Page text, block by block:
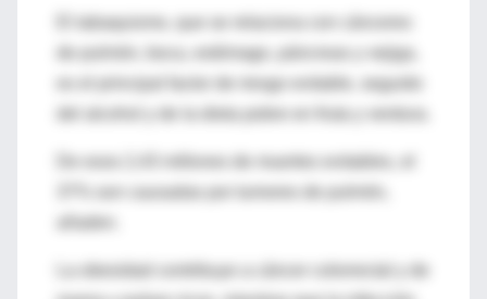
El tabaquismo, que se relaciona con cánceres
de pulmón, boca, estómago, páncreas y vejiga,
es el principal factor de riesgo evitable, seguido